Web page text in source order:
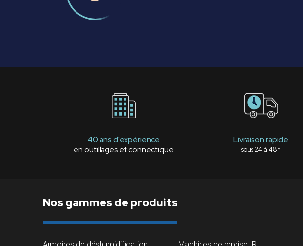
40 ans d'expérience
en outillages et connectique
Livraison rapide
sous 24 à 48h
Nos gammes de produits
Armoires de déshumidification Machines de reprise IR